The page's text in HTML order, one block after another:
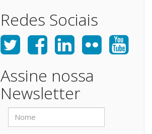
Redes Sociais
Assine nossa
Newsletter